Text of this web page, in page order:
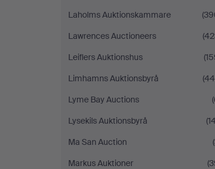
Laholms Auktionskammare
Lawrences Auctioneers
Leiflers Auktionshus
Limhamns Auktionsbyrå
Lyme Bay Auctions
Lysekils Auktionsbyrå
Ma San Auction
Markus Auktioner